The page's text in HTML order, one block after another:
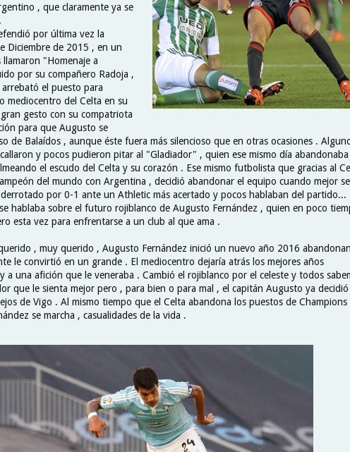
, que claramente ya se
por última vez la
Diciembre de 2015 , en un
"Homenaje a
por su compañero Radoja ,
el puesto para
mediocentro del Celta en su
gesto con su compatriota
para que Augusto se
de Balaídos , aunque éste fuera más silencioso que en otras ocasiones .
y pocos pudieron pitar al "Gladiador" , quien ese mismo día abandonaba
el escudo del Celta y su corazón . Ese mismo futbolista que gracias al
del mundo con Argentina , decidió abandonar el equipo cuando mejor se
por 0-1 ante un Athletic más acertado y pocos hablaban del partido...
hablaba sobre el futuro rojiblanco de Augusto Fernández , quien en poco
esta vez para enfrentarse a un club al que ama .
, muy querido , Augusto Fernández inició un nuevo año 2016
le convirtió en un grande . El mediocentro dejaría atrás los mejores años
a una afición que le veneraba . Cambió el rojiblanco por el celeste y todos
que le sienta mejor pero , para bien o para mal , el capitán Augusto ya decidió
de Vigo . Al mismo tiempo que el Celta abandona los puestos de Champions
se marcha , casualidades de la vida .